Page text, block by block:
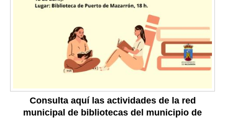
Consulta aquí las actividades de la red
municipal de bibliotecas del municipio de